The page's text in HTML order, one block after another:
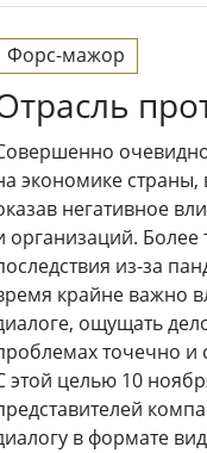
Форс-мажор
экономике
негативное
организаций. Более
из-за
крайне важно
ощущать
точечно и
этой целью 10
в формате